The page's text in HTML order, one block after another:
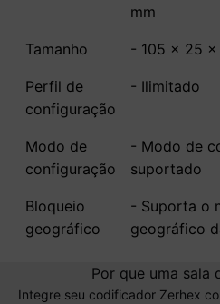
mm
Tamanho - 105 x 25 x
Perfil de
configuração
- Ilimitado
Modo de
configuração
- Modo de
suportado
Bloqueio
geográfico
- Suporta o
geográfico
Por que uma sala
Integre seu codificador Zerhex